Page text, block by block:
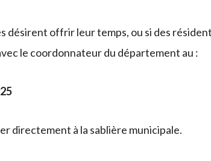
désirent offrir leur temps, ou si des
le coordonnateur du département au :
directement à la sablière municipale.